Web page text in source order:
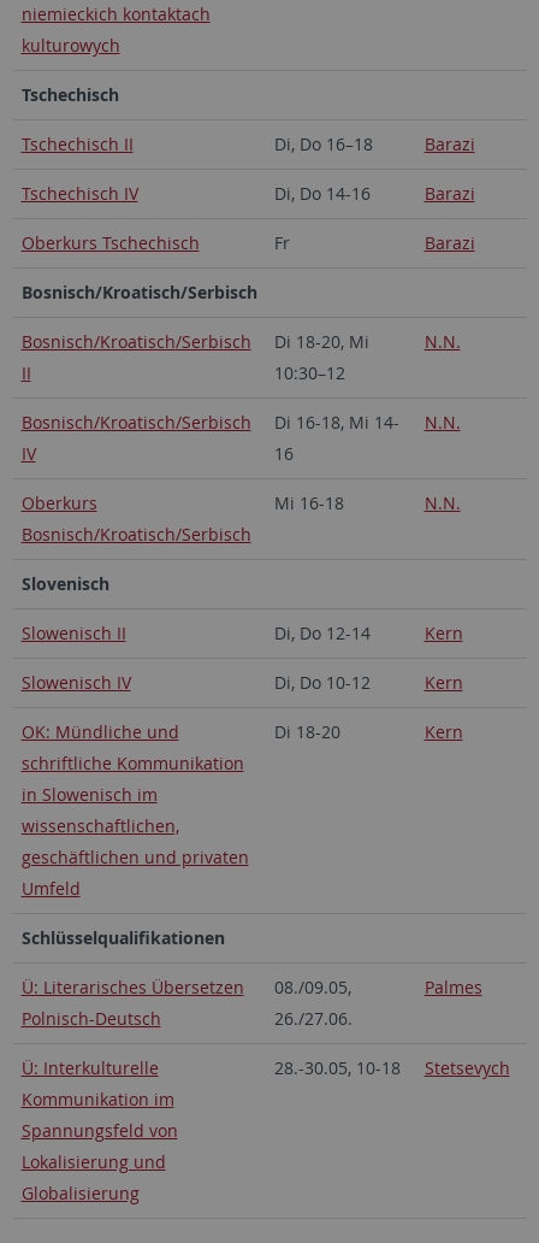
niemieckich kontaktach
kulturowych
Tschechisch
Tschechisch II Di, Do 16–18 Barazi
Tschechisch IV Di, Do 14-16 Barazi
Oberkurs Tschechisch Fr Barazi
Bosnisch/Kroatisch/Serbisch
Bosnisch/Kroatisch/Serbisch
II
Di 18-20, Mi
10:30–12
N.N.
Bosnisch/Kroatisch/Serbisch
IV
Di 16-18, Mi 14-
16
N.N.
Oberkurs
Bosnisch/Kroatisch/Serbisch
Mi 16-18 N.N.
Slovenisch
Slowenisch II Di, Do 12-14 Kern
Slowenisch IV Di, Do 10-12 Kern
OK: Mündliche und
schriftliche Kommunikation
in Slowenisch im
wissenschaftlichen,
geschäftlichen und privaten
Umfeld
Di 18-20 Kern
Schlüsselqualifikationen
Ü: Literarisches Übersetzen
Polnisch-Deutsch
08./09.05,
26./27.06.
Palmes
Ü: Interkulturelle
Kommunikation im
Spannungsfeld von
Lokalisierung und
Globalisierung
28.-30.05, 10-18 Stetsevych